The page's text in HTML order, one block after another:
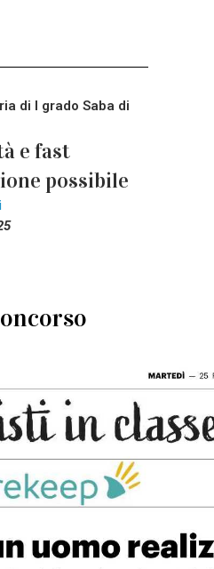
di I grado Saba di
e fast
possibile